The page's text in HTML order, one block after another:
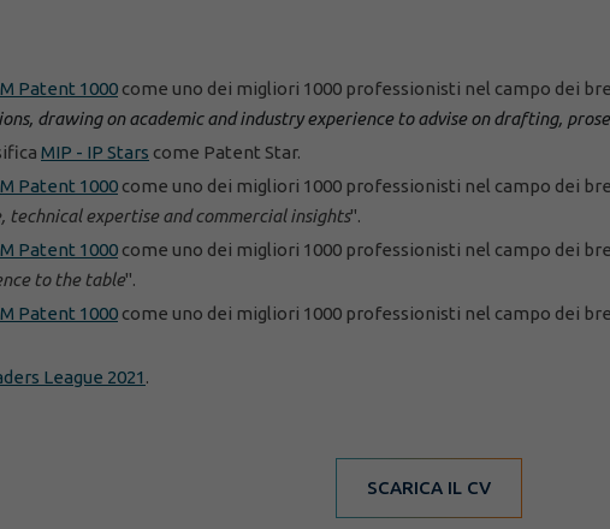
Patent 1000 come uno dei migliori 1000 professionisti nel campo dei
drawing on academic and industry experience to advise on drafting,
MIP - IP Stars come Patent Star.
Patent 1000 come uno dei migliori 1000 professionisti nel campo dei
technical expertise and commercial insights".
Patent 1000 come uno dei migliori 1000 professionisti nel campo dei
to the table".
Patent 1000 come uno dei migliori 1000 professionisti nel campo dei
League 2021 .
SCARICA IL CV